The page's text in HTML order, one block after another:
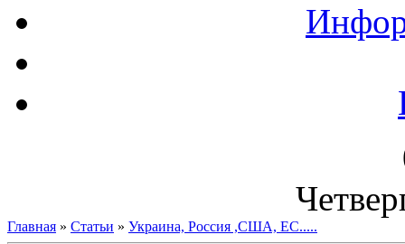
Главная » Статьи » Украина, Россия ,США, ЕС.....